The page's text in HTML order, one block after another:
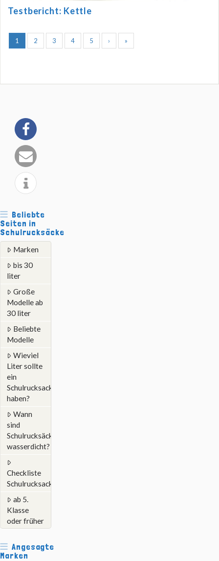
Testbericht: Kettle
1 2 3 4 5 › »
Beliebte
Seiten in
Schulrucksäcke
Marken
bis 30
liter
Große
Modelle ab
30 liter
Beliebte
Modelle
Wieviel
Liter sollte
ein
Schulrucksack
haben?
Wann
sind
Schulrucksäcke
wasserdicht?
Checkliste
Schulrucksack
ab 5.
Klasse
oder früher
Angesagte
Marken